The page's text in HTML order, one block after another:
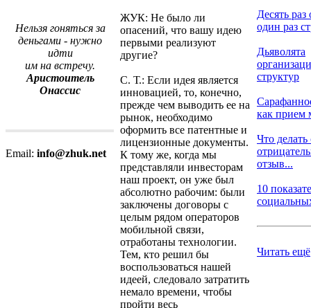
Нельзя гоняться за
деньгами - нужно
идти
им на встречу.
Аристоитель
Онассис
Email: info@zhuk.net
ЖУК: Не было ли
опасений, что вашу идею
первыми реализуют
другие?
С. Т.: Если идея является
инновацией, то, конечно,
прежде чем выводить ее на
рынок, необходимо
оформить все патентные и
лицензионные документы.
К тому же, когда мы
представляли инвесторам
наш проект, он уже был
абсолютно рабочим: были
заключены договоры с
целым рядом операторов
мобильной связи,
отработаны технологии.
Тем, кто решил бы
воспользоваться нашей
идеей, следовало затратить
немало времени, чтобы
пройти весь
Десять раз
один раз
Дьяволята
структур
как прием
Что делать
отзыв...
10
Читать ещё